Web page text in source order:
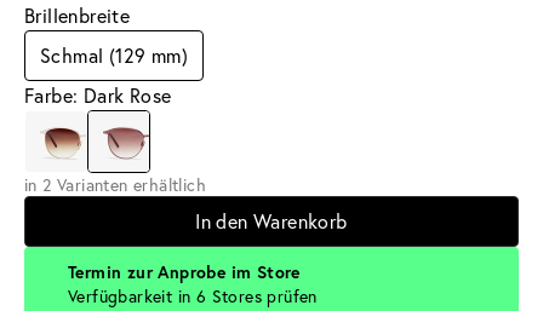
Brillenbreite
Schmal (129 mm)
Farbe: Dark Rose
in 2 Varianten erhältlich
In den Warenkorb
Termin zur Anprobe im Store
Verfügbarkeit in 6 Stores prüfen